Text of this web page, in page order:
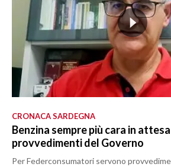
CRONACA SARDEGNA
Benzina sempre più cara in
provvedimenti del Governo
Per Federconsumatori servono